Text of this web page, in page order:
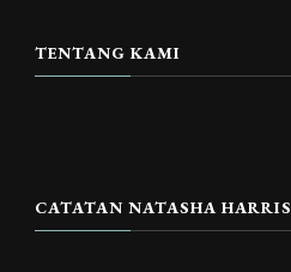
TENTANG KAMI
CATATAN NATASHA HARRIS